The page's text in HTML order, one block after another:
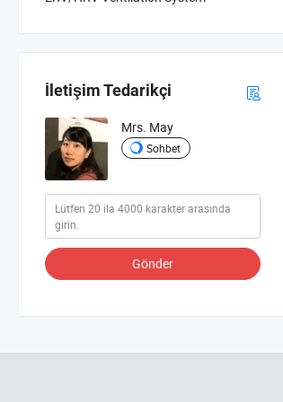
İletişim Tedarikçi
Mrs. May
Sohbet
Gönder